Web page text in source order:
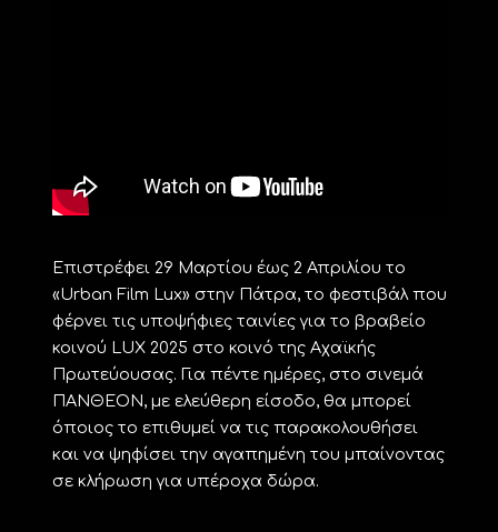
Επιστρέφει 29 Μαρτίου έως 2 Απριλίου το
«Urban Film Lux» στην Πάτρα, το φεστιβάλ που
φέρνει τις υποψήφιες ταινίες για το βραβείο
κοινού LUX 2025 στο κοινό της Αχαϊκής
Πρωτεύουσας. Για πέντε ημέρες, στο σινεμά
ΠΑΝΘΕΟΝ, με ελεύθερη είσοδο, θα μπορεί
όποιος το επιθυμεί να τις παρακολουθήσει
και να ψηφίσει την αγαπημένη του μπαίνοντας
σε κλήρωση για υπέροχα δώρα.